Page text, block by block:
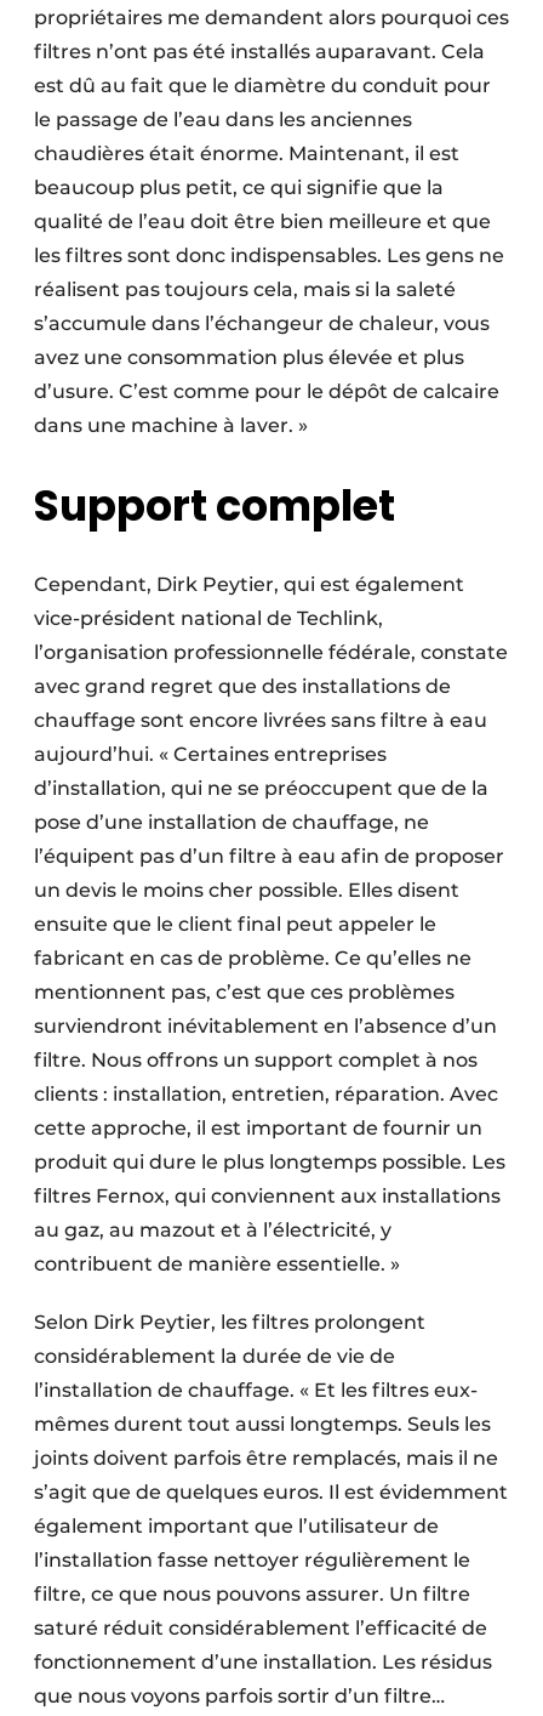
propriétaires me demandent alors pourquoi ces
filtres n’ont pas été installés auparavant. Cela
est dû au fait que le diamètre du conduit pour
le passage de l’eau dans les anciennes
chaudières était énorme. Maintenant, il est
beaucoup plus petit, ce qui signifie que la
qualité de l’eau doit être bien meilleure et que
les filtres sont donc indispensables. Les gens ne
réalisent pas toujours cela, mais si la saleté
s’accumule dans l’échangeur de chaleur, vous
avez une consommation plus élevée et plus
d’usure. C’est comme pour le dépôt de calcaire
dans une machine à laver. »
Support complet
Cependant, Dirk Peytier, qui est également
vice-président national de Techlink,
l’organisation professionnelle fédérale, constate
avec grand regret que des installations de
chauffage sont encore livrées sans filtre à eau
aujourd’hui. « Certaines entreprises
d’installation, qui ne se préoccupent que de la
pose d’une installation de chauffage, ne
l’équipent pas d’un filtre à eau afin de proposer
un devis le moins cher possible. Elles disent
ensuite que le client final peut appeler le
fabricant en cas de problème. Ce qu’elles ne
mentionnent pas, c’est que ces problèmes
surviendront inévitablement en l’absence d’un
filtre. Nous offrons un support complet à nos
clients : installation, entretien, réparation. Avec
cette approche, il est important de fournir un
produit qui dure le plus longtemps possible. Les
filtres Fernox, qui conviennent aux installations
au gaz, au mazout et à l’électricité, y
contribuent de manière essentielle. »
Selon Dirk Peytier, les filtres prolongent
considérablement la durée de vie de
l’installation de chauffage. « Et les filtres eux-
mêmes durent tout aussi longtemps. Seuls les
joints doivent parfois être remplacés, mais il ne
s’agit que de quelques euros. Il est évidemment
également important que l’utilisateur de
l’installation fasse nettoyer régulièrement le
filtre, ce que nous pouvons assurer. Un filtre
saturé réduit considérablement l’efficacité de
fonctionnement d’une installation. Les résidus
que nous voyons parfois sortir d’un filtre…